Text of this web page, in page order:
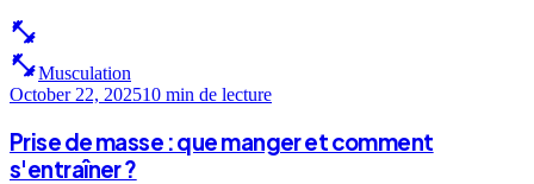
fitness_center
fitness_centerMusculation
October 22, 202510 min de lecture
Prise de masse : que manger et comment
s'entraîner ?